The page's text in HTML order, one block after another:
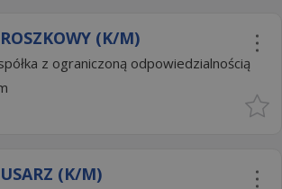
(K/M)
z ograniczoną odpowiedzialnością
(K/M)